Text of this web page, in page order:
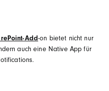
Add-on bietet nicht nur
auch eine Native App für
.​​​​​​